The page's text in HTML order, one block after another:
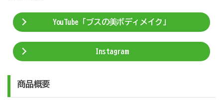
YouTube「ブスの美ボディメイク」
Instagram
商品概要